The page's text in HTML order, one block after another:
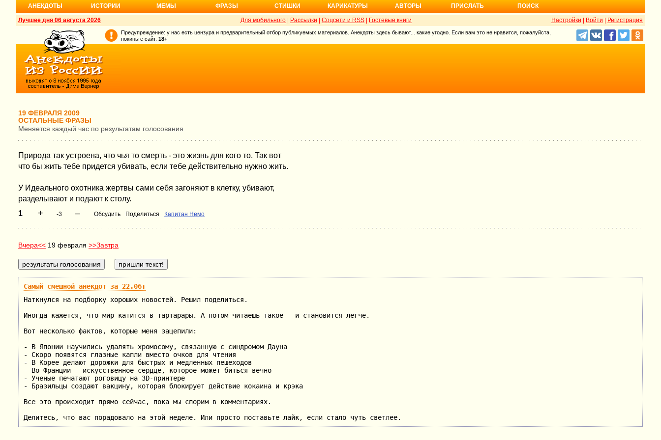
АНЕКДОТЫ ИСТОРИИ МЕМЫ ФРАЗЫ СТИШКИ КАРИКАТУРЫ АВТОРЫ ПРИСЛАТЬ ПОИСК
Лучшее дня 06 августа 2026 Настройки Войти Регистрация
Для мобильного Рассылки Соцсети и RSS Гостевые книги
Предупреждение: у нас есть цензура и предварительный отбор публикуемых материалов. Анекдоты здесь бывают... какие угодно. Если вам это не нравится, пожалуйста,
покиньте сайт. 18+
19 ФЕВРАЛЯ 2009
ОСТАЛЬНЫЕ ФРАЗЫ
Меняется каждый час по результатам голосования
Природа так устроена, что чья то смерть - это жизнь для кого то. Так вот
что бы жить тебе придется убивать, если тебе действительно нужно жить.
У Идеального охотника жертвы сами себя загоняют в клетку, убивают,
разделывают и подают к столу.
1
+ -3 – Обсудить Поделиться Капитан Немо
Вчера<< 19 февраля >>Завтра
Самый смешной анекдот за 22.06:
Наткнулся на подборку хороших новостей. Решил поделиться.
Иногда кажется, что мир катится в тартарары. А потом читаешь такое - и становится легче.
Вот несколько фактов, которые меня зацепили:
- В Японии научились удалять хромосому, связанную с синдромом Дауна
- Скоро появятся глазные капли вместо очков для чтения
- В Корее делают дорожки для быстрых и медленных пешеходов
- Во Франции - искусственное сердце, которое может биться вечно
- Ученые печатают роговицу на 3D-принтере
- Бразильцы создают вакцину, которая блокирует действие кокаина и крэка
Все это происходит прямо сейчас, пока мы спорим в комментариях.
Делитесь, что вас порадовало на этой неделе. Или просто поставьте лайк, если стало чуть светлее.